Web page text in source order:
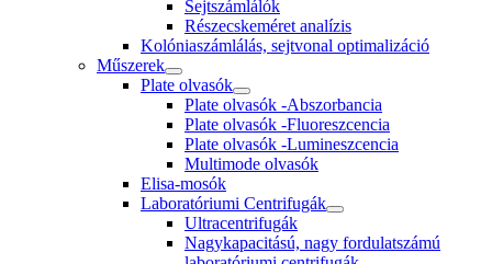
Sejtszámlálók
Részecskeméret analízis
Kolóniaszámlálás, sejtvonal optimalizáció
Műszerek
Plate olvasók
Plate olvasók -Abszorbancia
Plate olvasók -Fluoreszcencia
Plate olvasók -Lumineszcencia
Multimode olvasók
Elisa-mosók
Laboratóriumi Centrifugák
Ultracentrifugák
Nagykapacitású, nagy fordulatszámú